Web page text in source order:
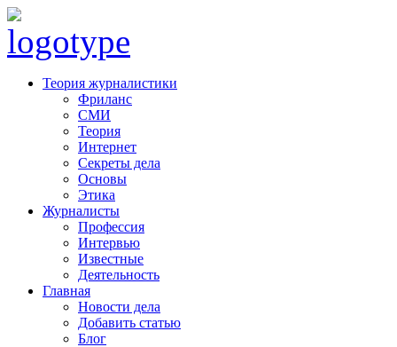
Теория журналистики
Фриланс
СМИ
Теория
Интернет
Секреты дела
Основы
Этика
Журналисты
Профессия
Интервью
Известные
Деятельность
Главная
Новости дела
Добавить статью
Блог